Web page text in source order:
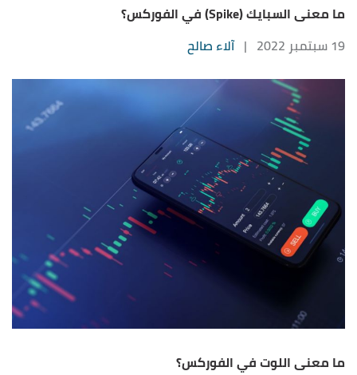
ما معنى السبايك (Spike) في الفوركس؟
19 سبتمبر 2022
| آلاء صالح
ما معنى اللوت في الفوركس؟